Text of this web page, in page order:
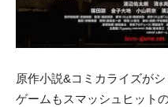
原作小説&コミカライズが
ゲームもスマッシュヒット